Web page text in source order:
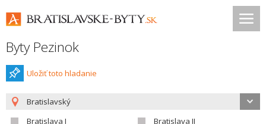
Byty Pezinok
Uložiť toto hladanie
Bratislavský
Bratislava I
Bratislava II